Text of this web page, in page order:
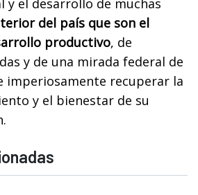
y el desarrollo de muchas
del país que son el
productivo, de
y de una mirada federal de
imperiosamente recuperar la
y el bienestar de su